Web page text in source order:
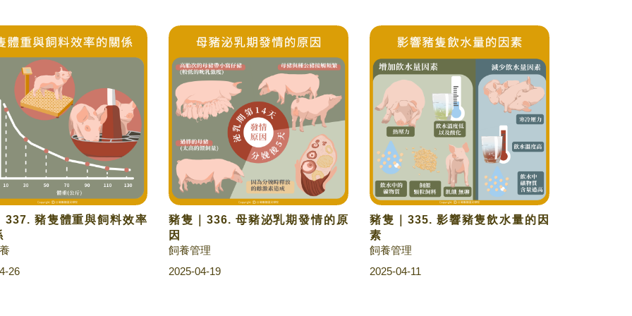
337. 豬隻體重與飼料效率
26
豬隻｜336. 母豬泌乳期發情的原
因
飼養管理
2025-04-19
豬隻｜335. 影響豬隻飲水量的因
素
飼養管理
2025-04-11